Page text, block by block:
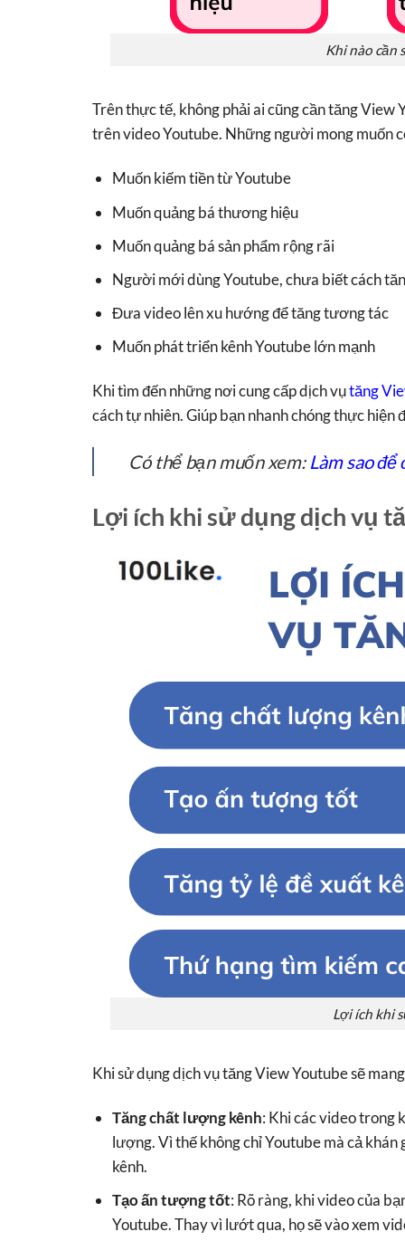
Khi nào cần
Trên thực tế, không phải ai cũng cần tăng View
trên video Youtube. Những người mong muốn
Muốn kiếm tiền từ Youtube
Muốn quảng bá thương hiệu
Muốn quảng bá sản phẩm rộng rãi
Người mới dùng Youtube, chưa biết cách
Đưa video lên xu hướng để tăng tương tác
Muốn phát triển kênh Youtube lớn mạnh
Khi tìm đến những nơi cung cấp dịch vụtăng
cách tự nhiên. Giúp bạn nhanh chóng thực
Có thể bạn muốn xem: Làm sao
Lợi ích khi sử dụng dịch vụ
Lợi ích khi
Khi sử dụng dịch vụ tăng View Youtube sẽ
Tăng chất lượng kênh: Khi các video trong
lượng. Vì thế không chỉ Youtube mà cả
kênh.
Tạo ấn tượng tốt: Rõ ràng, khi video của
Youtube. Thay vì lướt qua, họ sẽ vào xem